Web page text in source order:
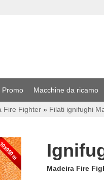
Promo Macchine da ricamo
Fire Fighter » Filati ignifughi
Madeira Fire